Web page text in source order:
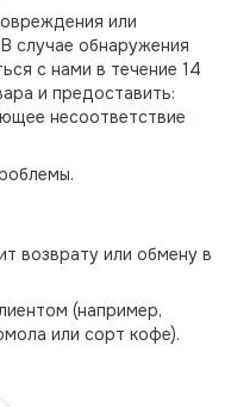
или
случае обнаружения
с нами в течение 14
и предоставить:
несоответствие
возврату или обмену в
(например,
или сорт кофе).